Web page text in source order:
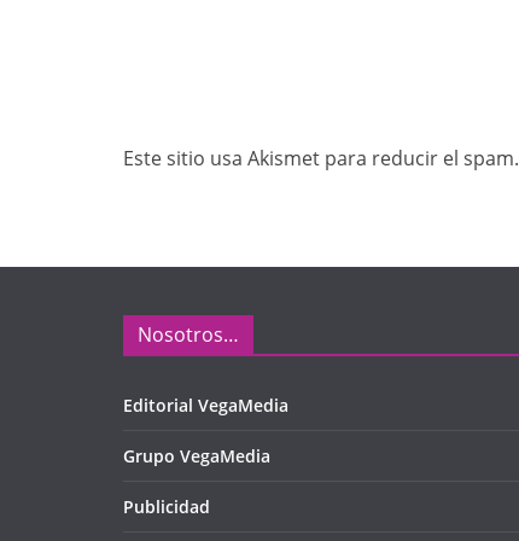
Este sitio usa Akismet para reducir el spam.
Nosotros…
Editorial VegaMedia
Grupo VegaMedia
Publicidad